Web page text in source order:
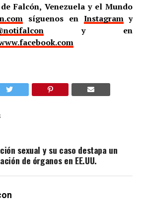
Falcón, Venezuela y el Mundo
síguenos en Instagramy
y en
sexual y su caso destapa un
de órganos en EE.UU.